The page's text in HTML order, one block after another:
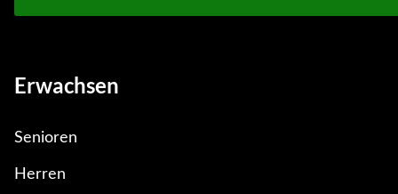
Erwachsen
Senioren
Herren